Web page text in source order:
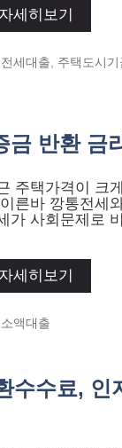
세히보기
Categories
전세대출 주택도시기
반환 금
주택가격이 크
른바 깡통전세
가 사회문제로
세히보기
Categories
소액대출
수수료,